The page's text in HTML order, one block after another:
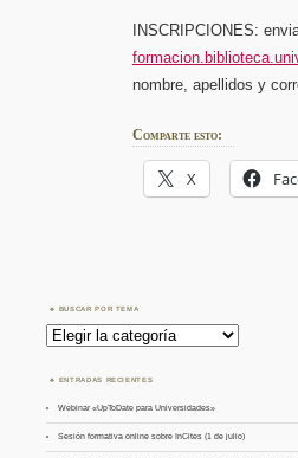
INSCRIPCIONES:
nombre, apellidos y
Comparte esto:
X
BUSCAR POR TEMA
Buscar
por
Tema
ENTRADAS RECIENTES
Webinar «UpToDate para Universidades»
Sesión formativa online sobre InCites (1 de julio)